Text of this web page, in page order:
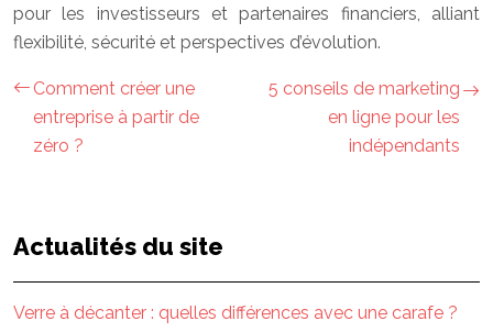
pour les investisseurs et partenaires financiers, alliant
flexibilité, sécurité et perspectives d’évolution.
Comment créer une
entreprise à partir de
zéro ?
5 conseils de marketing
en ligne pour les
indépendants
Actualités du site
Verre à décanter : quelles différences avec une carafe ?